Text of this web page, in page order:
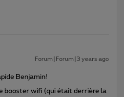
Forum|Forum|3 years ago
Benjamin!
booster wifi (qui était derrière la